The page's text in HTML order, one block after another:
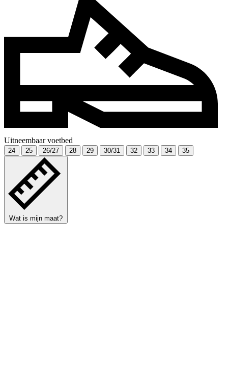
Uitneembaar voetbed
24 25 26/27 28 29 30/31 32 33 34 35
Wat is mijn maat?